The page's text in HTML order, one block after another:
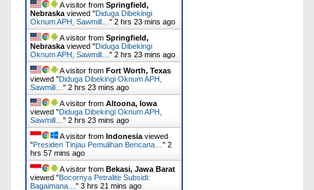
A visitor from Springfield,
Nebraska viewed "Diduga Dibekingi
Oknum APH, Sawmill… " 2 hrs 23 mins ago
A visitor from Springfield,
Nebraska viewed "Diduga Dibekingi
Oknum APH, Sawmill… " 2 hrs 23 mins ago
A visitor from Fort Worth, Texas
viewed "Diduga Dibekingi Oknum APH,
Sawmill… " 2 hrs 23 mins ago
A visitor from Altoona, Iowa
viewed "Diduga Dibekingi Oknum APH,
Sawmill… " 2 hrs 23 mins ago
A visitor from Indonesia viewed
"‎Presiden Tinjau Pemulihan Bencana… " 2
hrs 57 mins ago
A visitor from Bekasi, Jawa Barat
viewed "Bocornya Petralite Subsidi:
Bagaimana… " 3 hrs 21 mins ago